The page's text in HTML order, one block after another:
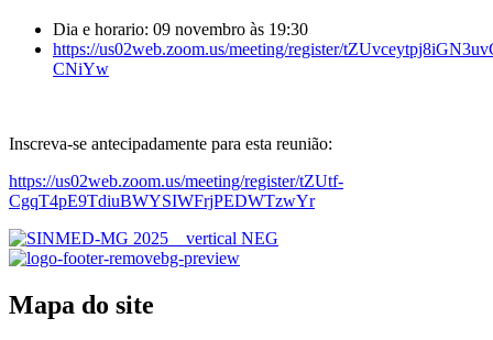
Dia e horario: 09 novembro às 19:30
https://us02web.zoom.us/meeting/register/
CNiYw
Inscreva-se antecipadamente para esta reunião:
https://us02web.zoom.us/meeting/register/tZUtf-
CgqT4pE9TdiuBWYSIWFrjPEDWTzwYr
Mapa do site